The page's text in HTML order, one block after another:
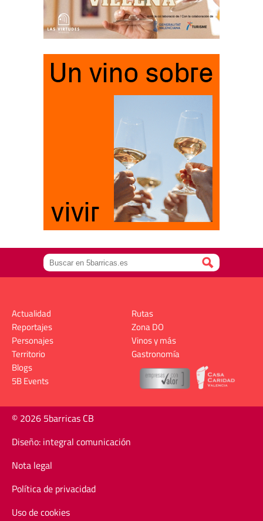
Actualidad
Reportajes
Personajes
Territorio
Rutas
Zona DO
Vinos y más
Gastronomía
Blogs
5B Events
© 2026 5barricas CB
Diseño: integral comunicación
Nota legal
Política de privacidad
Uso de cookies